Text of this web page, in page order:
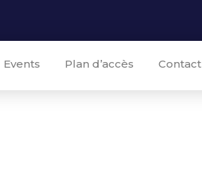
Events Plan d’accès Contact